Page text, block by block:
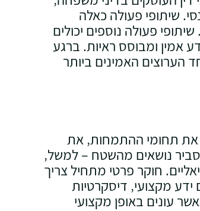
שיתופי פעולה כאלה
פעולה נוספים יכולים
אמין ומבוסס ראיות. ברגע
האמינים ביותר
את תחומי ההתמחות‚ את
נושאים מהשטח – למשל‚
חוקר פרטי מתחיל צריך
מקצועי‚ דיסקרטיות
עונים באופן מקצועי